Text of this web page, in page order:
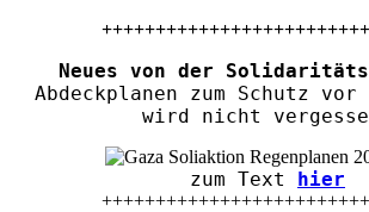
Neues von der
Abdeckplanen zum Schutz vor
wird nicht
zum Text hier